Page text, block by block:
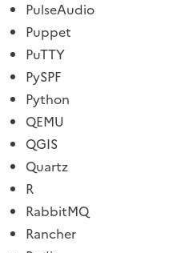
PulseAudio
Puppet
PuTTY
PySPF
Python
QEMU
QGIS
Quartz
R
RabbitMQ
Rancher